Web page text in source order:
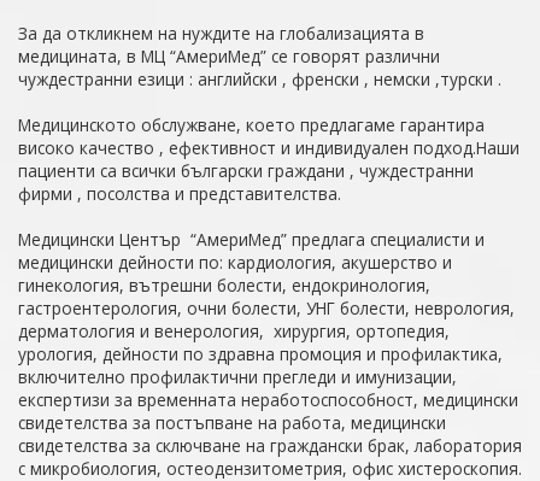
За да откликнем на нуждите на глобализацията в
медицината, в МЦ “АмериМед” се говорят различни
чуждестранни езици : английски , френски , немски ,турски .
Медицинското обслужване, което предлагаме гарантира
високо качество , ефективност и индивидуален подход.Наши
пациенти са всички български граждани , чуждестранни
фирми , посолства и представителства.
Медицински Център “АмериМед” предлага специалисти и
медицински дейности по: кардиология, акушерство и
гинекология, вътрешни болести, ендокринология,
гастроентерология, очни болести, УНГ болести, неврология,
дерматология и венерология, хирургия, ортопедия,
урология, дейности по здравна промоция и профилактика,
включително профилактични прегледи и имунизации,
експертизи за временната неработоспособност, медицински
свидетелства за постъпване на работа, медицински
свидетелства за сключване на граждански брак, лаборатория
с микробиология, остеодензитометрия, офис хистероскопия.